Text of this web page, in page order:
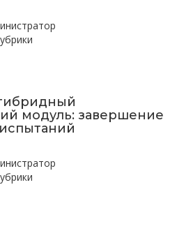
модуль: завершение